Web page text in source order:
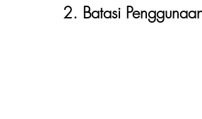
2. Batasi